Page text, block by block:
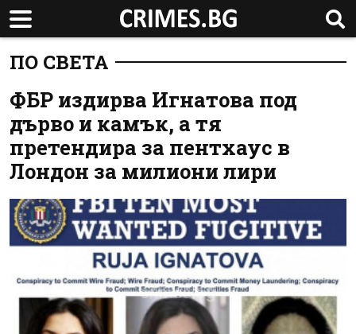
ПО СВЕТА
ФБР издирва Игнатова под
дърво и камък, а тя
претендира за пентхаус в
Лондон за милиони лири